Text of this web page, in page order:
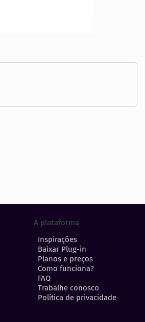
A plataforma
Inspirações
Baixar Plug-in
Planos e preços
Como funciona?
FAQ
Trabalhe conosco
Política de privacidade